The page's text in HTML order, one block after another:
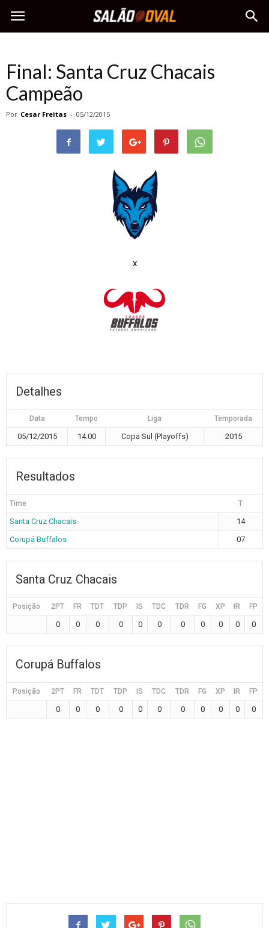
Final: Santa Cruz Chacais
Campeão
Por Cesar Freitas - 05/12/2015
x
Detalhes
Data Tempo Liga Temporada
05/12/2015 14:00 Copa Sul (Playoffs) 2015
Resultados
Time T
Santa Cruz Chacais
14
Corupá Buffalos
07
Santa Cruz Chacais
Posição 2PT FR TDT TDP IS TDC TDR FG XP IR FP
0 0 0 0 0 0 0 0 0 0 0
Corupá Buffalos
Posição 2PT FR TDT TDP IS TDC TDR FG XP IR FP
0 0 0 0 0 0 0 0 0 0 0